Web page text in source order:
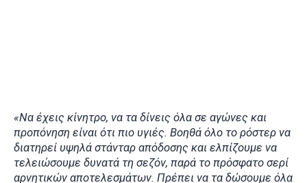
«Να έχεις κίνητρο, να τα δίνεις όλα σε αγώνες και
προπόνηση είναι ότι πιο υγιές. Βοηθά όλο το ρόστερ να
διατηρεί υψηλά στάνταρ απόδοσης και ελπίζουμε να
τελειώσουμε δυνατά τη σεζόν, παρά το πρόσφατο σερί
αρνητικών αποτελεσμάτων. Πρέπει να τα δώσουμε όλα